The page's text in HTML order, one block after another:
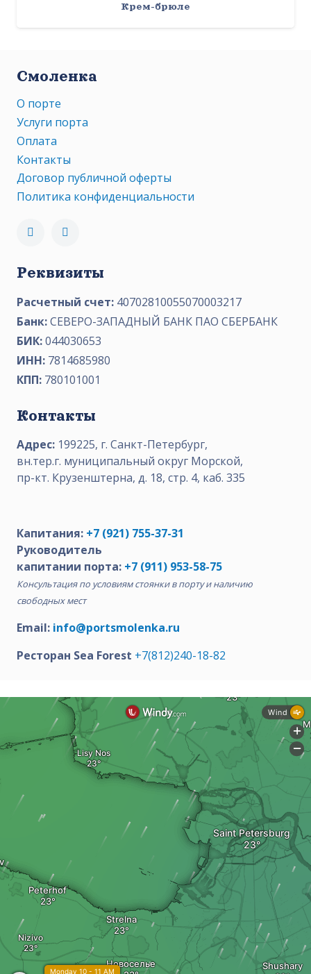
Крем-брюле
Смоленка
О порте
Услуги порта
Оплата
Контакты
Договор публичной оферты
Политика конфиденциальности
Реквизиты
Расчетный счет: 40702810055070003217
Банк:СЕВЕРО-ЗАПАДНЫЙ БАНК ПАО СБЕРБАНК
БИК:044030653
ИНН: 7814685980
КПП: 780101001
Контакты
Адрес: 199225, г. Санкт-Петербург,
вн.тер.г. муниципальный округ Морской,
пр-кт. Крузенштерна, д. 18, стр. 4, каб. 335
Капитания: +7 (921) 755-37-31
Руководитель
капитании порта: +7 (911) 953-58-75
Консультация по условиям стоянки в порту и наличию
свободных мест
Email: info@portsmolenka.ru
Ресторан Sea Forest +7(812)240-18-82